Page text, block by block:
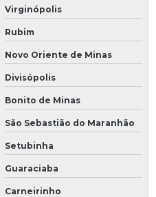
Virginópolis
Rubim
Novo Oriente de Minas
Divisópolis
Bonito de Minas
São Sebastião do Maranhão
Setubinha
Guaraciaba
Carneirinho